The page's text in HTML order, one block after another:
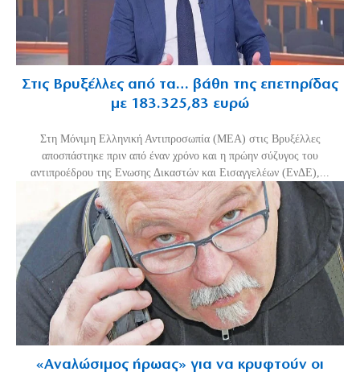
Στις Βρυξέλλες από τα… βάθη της επετηρίδας
με 183.325,83 ευρώ
Στη Μόνιμη Ελληνική Αντιπροσωπία (ΜΕΑ) στις Βρυξέλλες
αποσπάστηκε πριν από έναν χρόνο και η πρώην σύζυγος του
αντιπροέδρου της Ενωσης Δικαστών και Εισαγγελέων (ΕνΔΕ),...
«Aναλώσιμος ήρωας» για να κρυφτούν οι